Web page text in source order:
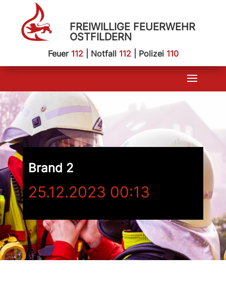
FREIWILLIGE FEUERWEHR
OSTFILDERN
Feuer 112| Notfall 112| Polizei 110
Brand 2
25.12.2023 00:13